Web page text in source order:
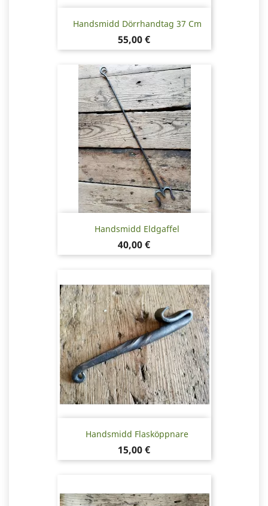
Handsmidd Dörrhandtag 37 Cm
Pris
55,00 €
Handsmidd Eldgaffel
Pris
40,00 €
Handsmidd Flasköppnare
Pris
15,00 €